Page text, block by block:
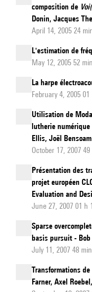
composition de
Donin, Jacques
April 14, 2005 24
L'estimation de
May 12, 2005 52 min
La harpe
February 4, 2005
Utilisation de
lutherie
Ellis, Joël Bensoam
October 17, 2007
Présentation des
projet européen
Evaluation and
June 27, 2007 01 h
Sparse
basis pursuit - Bob
July 11, 2007 48 min
Transformations
Farner, Axel